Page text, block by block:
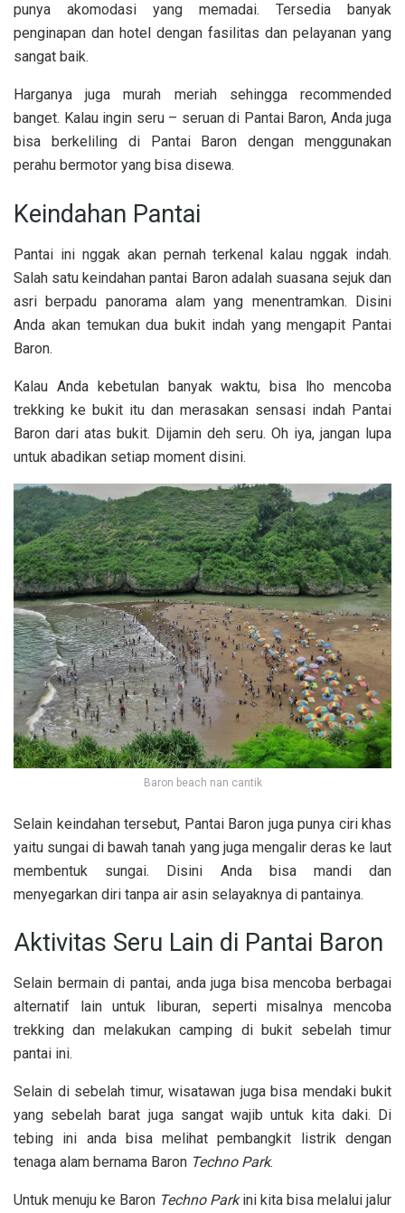
punya akomodasi yang memadai. Tersedia banyak
penginapan dan hotel dengan fasilitas dan pelayanan yang
sangat baik.
Harganya juga murah meriah sehingga recommended
banget. Kalau ingin seru – seruan di Pantai Baron, Anda juga
bisa berkeliling di Pantai Baron dengan menggunakan
perahu bermotor yang bisa disewa.
Keindahan Pantai
Pantai ini nggak akan pernah terkenal kalau nggak indah.
Salah satu keindahan pantai Baron adalah suasana sejuk dan
asri berpadu panorama alam yang menentramkan. Disini
Anda akan temukan dua bukit indah yang mengapit Pantai
Baron.
Kalau Anda kebetulan banyak waktu, bisa lho mencoba
trekking ke bukit itu dan merasakan sensasi indah Pantai
Baron dari atas bukit. Dijamin deh seru. Oh iya, jangan lupa
untuk abadikan setiap moment disini.
Baron beach nan cantik
Selain keindahan tersebut, Pantai Baron juga punya ciri khas
yaitu sungai di bawah tanah yang juga mengalir deras ke laut
membentuk sungai. Disini Anda bisa mandi dan
menyegarkan diri tanpa air asin selayaknya di pantainya.
Aktivitas Seru Lain di Pantai Baron
Selain bermain di pantai, anda juga bisa mencoba berbagai
alternatif lain untuk liburan, seperti misalnya mencoba
trekking dan melakukan camping di bukit sebelah timur
pantai ini.
Selain di sebelah timur, wisatawan juga bisa mendaki bukit
yang sebelah barat juga sangat wajib untuk kita daki. Di
tebing ini anda bisa melihat pembangkit listrik dengan
tenaga alam bernama Baron Techno Park.
Untuk menuju ke Baron Techno Parkini kita bisa melalui jalur